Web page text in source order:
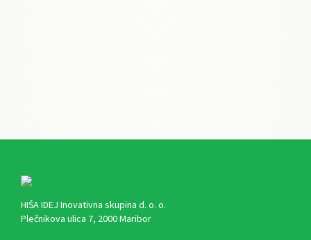
HIŠA IDEJ Inovativna skupina d. o. o.
Plečnikova ulica 7, 2000 Maribor